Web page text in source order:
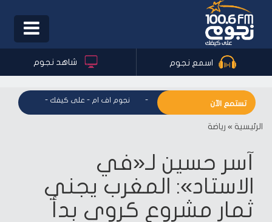
Toggle
اسمع نجوم شاهد نجوم
تستمع الآن
نجوم اف ام - على كيفك - نجوم اف ام - على كيفك نجوم اف
الرئيسية » رياضة
آسر حسين لـ«في
الاستاد»: المغرب يجني
ثمار مشروع كروي بدأ